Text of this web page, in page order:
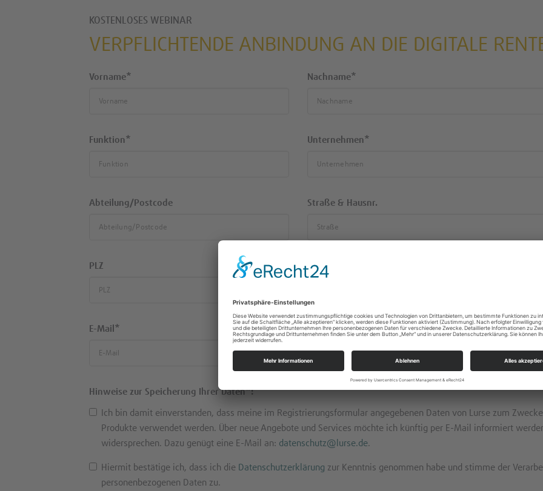
KOSTENLOSES WEBINAR
VERPFLICHTENDE ANBINDUNG AN DIE DIGITALE
Vorname* Nachname*
Funktion* Unternehmen*
Abteilung/Postcode Straße & Hausnr.
PLZ Ort
E-Mail*
Hinweise zur Speicherung Ihrer Daten*:
Ich bin damit einverstanden, dass meine im Registrierungsformular angegebenen Daten von Lurse zum
Produkte verwendet werden. Über neue Angebote und Services möchte ich künftig per E-Mail informiert
widersprechen. Dazu genügt eine E-Mail an: datenschutz@lurse.de.
Hiermit bestätige ich, dass ich die Datenschutzerklärung zur Kenntnis genommen habe und stimme der
personenbezogenen Daten zu.